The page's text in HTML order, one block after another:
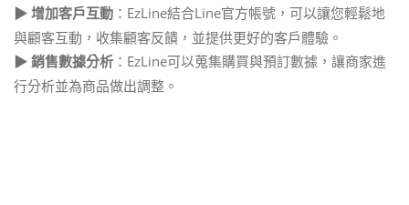
▶ 增加客戶互動 ：EzLine結合Line官方帳號，可以讓您輕鬆地
與顧客互動，收集顧客反饋，並提供更好的客戶體驗。
▶ 銷售數據分析 ：EzLine可以蒐集購買與預訂數據，讓商家進
行分析並為商品做出調整。